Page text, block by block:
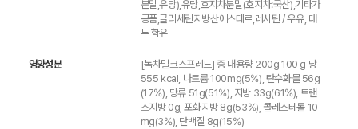
분말,유당),유당,호지차분말(호지차:국산),기타가
공품,글리세린지방산에스테르,레시틴 / 우유, 대
두 함유
영양성분
[녹차밀크스프레드] 총 내용량 200g 100 g 당
555 kcal, 나트륨 100mg(5%), 탄수화물 56g
(17%), 당류 51g(51%), 지방 33g(61%), 트랜
스지방 0g, 포화지방 8g(53%), 콜레스테롤 10
mg(3%), 단백질 8g(15%)